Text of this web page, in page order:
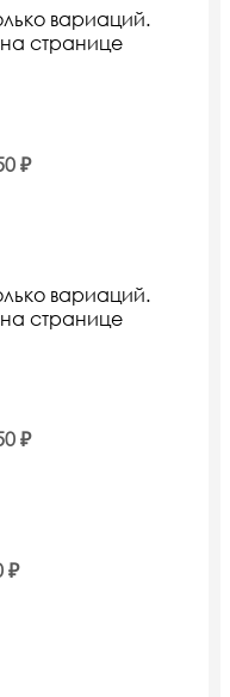
вариаций.
странице
₽
вариаций.
странице
₽
₽